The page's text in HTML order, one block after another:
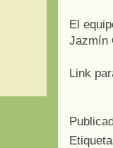
El
Jazmín
Link